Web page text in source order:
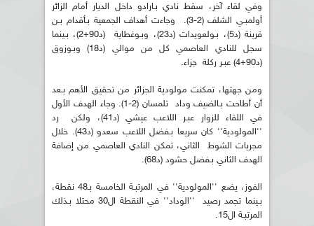
وفي لقاء آخر، سقط نادي بـارادو داخل الديار أمام الزائر
أولمبـي الشلف (2-3). وجاءت أهداف الجمعية بـأقدام بـن
قرينة (د5)، بـولعويدات (د23)، وبـوغطاية (د90+2)، بـينما
سجل للنادي العاصمي كل من موالي (د18) وبـوزوق
(د90+4) عبـر ركلة جزاء.
ومن جهتها، تمكنت مولودية الجزائر من تحقيق الأهم بـعد
أن أطاحت بـالضيف وداد تلمسان (2-1). وجاء الهدف الأول
في اللقاء للزوار عبـر اللاعب عيشي (د41)، ولكن رد
''المولودية'' كان سريعا بـفضل اللاعب سعدو (د43). خلال
مجريات الشوط الثاني، تمكن النادي العاصمي من إضافة
الهدف الثاني بـفضل حشود (د68).
الفوز، يضع ''المولودية'' في المرتبـة الخامسة بـ48 نقطة،
بـينما تجمد رصيد ''الوداد'' في النقطة ال30 محتلا بـذلك
المرتبـة ال15.